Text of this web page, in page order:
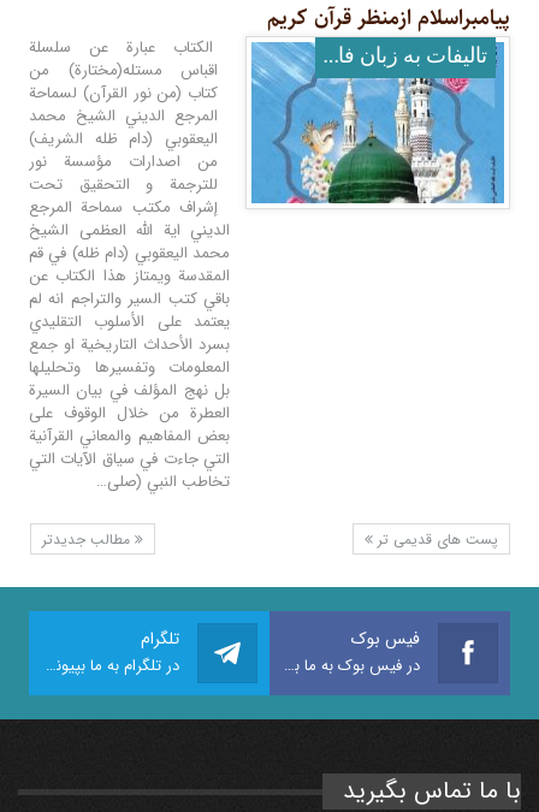
پیامبراسلام ازمنظر قرآن کریم
تالیفات به زبان فارسی
الكتاب عبارة عن سلسلة
اقباس مستله(مختارة) من
كتاب (من نور القرآن) لسماحة
المرجع الديني الشيخ محمد
اليعقوبي (دام ظله الشريف)
من اصدارات مؤسسة نور
للترجمة و التحقيق تحت
إشراف مكتب سماحة المرجع
الديني اية الله العظمى الشيخ
محمد اليعقوبي (دام ظله) في قم
المقدسة ويمتاز هذا الكتاب عن
باقي كتب السير والتراجم انه لم
يعتمد على الأسلوب التقليدي
بسرد الأحداث التاريخية او جمع
المعلومات وتفسيرها وتحليلها
بل نهج المؤلف في بيان السيرة
العطرة من خلال الوقوف على
بعض المفاهيم والمعاني القرآنية
التي جاءت في سياق الآيات التي
تخاطب النبي (صلى…
پست های قدیمی تر مطالب جدیدتر
فیس بوک
در فیس بوک به ما بپیوندید
تلگرام
در تلگرام به ما بپیوندید
با ما تماس بگیرید